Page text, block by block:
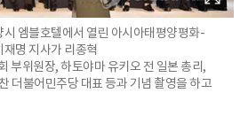
엠블호텔에서 열린 아시아태평양평화-
명 지사가 리종혁
부위원장, 하토야마 유키오 전 일본 총리,
더불어민주당 대표 등과 기념 촬영을 하고